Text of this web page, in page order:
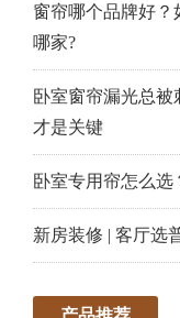
窗帘哪个品牌好
哪家?
卧室窗帘漏光总
才是关键
卧室专用帘怎么选
新房装修 | 客厅选